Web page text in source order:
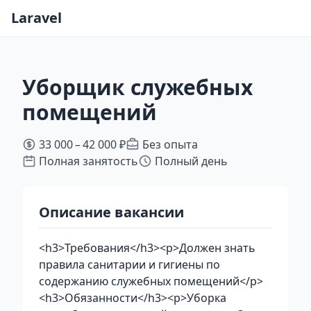
Laravel
Уборщик служебных
помещений
33 000 – 42 000 ₽
Без опыта
Полная занятость
Полный день
Описание вакансии
<h3>Требования</h3><p>Должен знать
правила санитарии и гигиены по
содержанию служебных помещений</p>
<h3>Обязанности</h3><p>Уборка